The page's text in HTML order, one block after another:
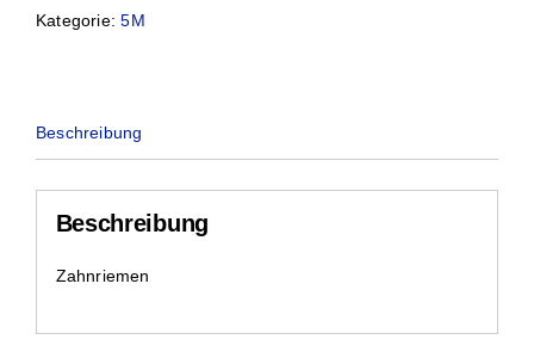
Kategorie:5M
Beschreibung
Beschreibung
Zahnriemen